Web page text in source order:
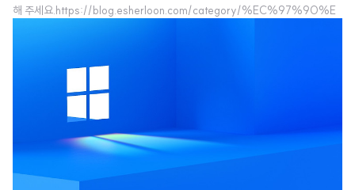
해 주세요.https://blog.esherloon.com/category/%EC%97%90%E
O 공유합니다. [한글판] 순수 MSDN이라 파일 변조에 대한 걱정은 하지 않으
셔도 됩니다. 파일명 : ko-kr_windows_11_consumer_editions_version
_23h2_x64_dvd_0ca298a2...